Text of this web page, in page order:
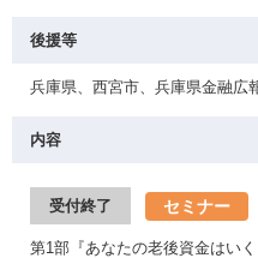
後援等
兵庫県、西宮市、兵庫県金融広
内容
受付終了 セミナー
第1部『あなたの老後資金はいく